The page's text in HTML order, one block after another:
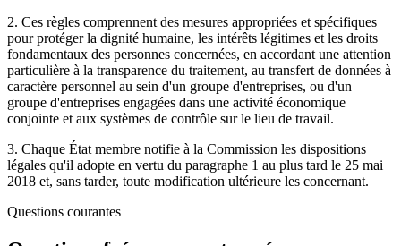
2. Ces règles comprennent des mesures appropriées et spécifiques
pour protéger la dignité humaine, les intérêts légitimes et les droits
fondamentaux des personnes concernées, en accordant une attention
particulière à la transparence du traitement, au transfert de données à
caractère personnel au sein d'un groupe d'entreprises, ou d'un
groupe d'entreprises engagées dans une activité économique
conjointe et aux systèmes de contrôle sur le lieu de travail.
3. Chaque État membre notifie à la Commission les dispositions
légales qu'il adopte en vertu du paragraphe 1 au plus tard le 25 mai
2018 et, sans tarder, toute modification ultérieure les concernant.
Questions courantes